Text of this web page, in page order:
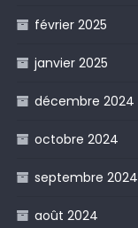
février 2025
janvier 2025
décembre 2024
octobre 2024
septembre 2024
août 2024